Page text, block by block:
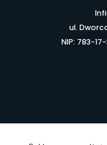
ul.
NIP: 783-